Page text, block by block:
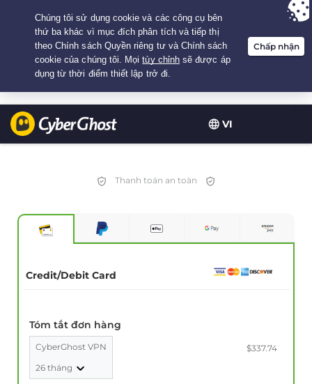
VI
Your choice:The Best Dealfor 2.1666666666667-years at $
/month
Thanh toán an toàn
Credit/Debit Card
Tóm tắt đơn hàng
CyberGhost VPN
26 tháng
$337.74